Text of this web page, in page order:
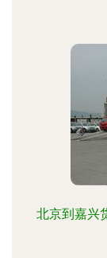
北京到嘉兴